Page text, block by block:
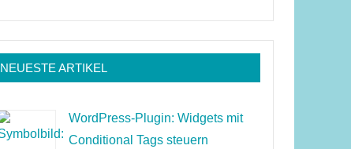
NEUESTE ARTIKEL
WordPress-Plugin: Widgets mit
Conditional Tags steuern